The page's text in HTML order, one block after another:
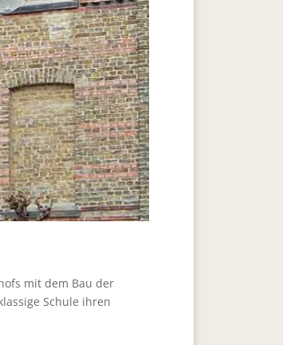
mit dem Bau der
Schule ihren